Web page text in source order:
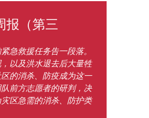
报（第三
急救援任务告一段落。
以及洪水退去后大量牲
的消杀、防疫成为这一
前方志愿者的研判，决
区急需的消杀、防护类